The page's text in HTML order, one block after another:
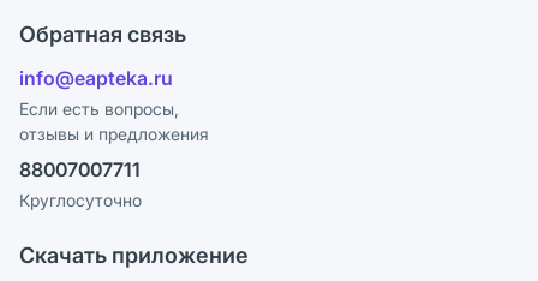
Ответы на вопросы
Блог
Поставщики
Лицензия
Реклама на сайте
Ваши товары на ЕАПТЕКЕ
Программа СберСпасибо
Политика конфиденциальности
Пользовательское соглашение
Политика рекомендаций
Этика и соответствие
Обратная связь
info@eapteka.ru
Если есть вопросы,
отзывы и предложения
88007007711
Круглосуточно
Скачать приложение